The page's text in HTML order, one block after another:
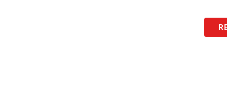
LA PLAYLIST DELLE NOSTRE TOP